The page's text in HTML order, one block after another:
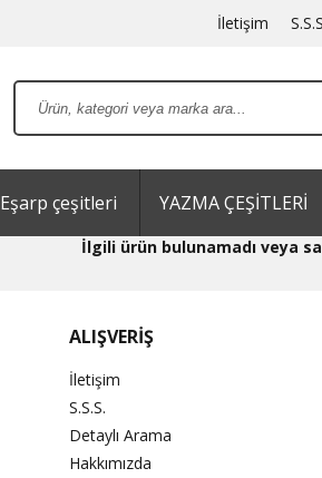
İletişim
Eşarp çeşitleri YAZMA ÇEŞİTLERİ
İlgili ürün bulunamadı veya
ALIŞVERİŞ
İletişim
S.S.S.
Detaylı Arama
Hakkımızda